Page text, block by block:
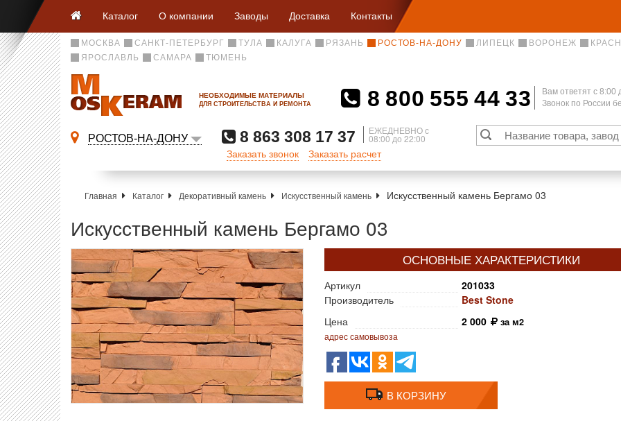
Каталог О компании Заводы Доставка Контакты
МОСКВА САНКТ-ПЕТЕРБУРГ ТУЛА КАЛУГА РЯЗАНЬ РОСТОВ-НА-ДОНУ ЛИПЕЦК ВОРОНЕЖ
ЯРОСЛАВЛЬ
САМАРА ТЮМЕНЬ
НЕОБХОДИМЫЕ МАТЕРИАЛЫ
ДЛЯ СТРОИТЕЛЬСТВА И РЕМОНТА 8 800 555 44 33
Вам ответят c 8:00
Звонок по России
РОСТОВ-НА-ДОНУ 8 863 308 17 37 ЕЖЕДНЕВНО с
08:00 до 22:00
Заказать звонок Заказать расчет
Главная Каталог Декоративный камень Искусственный камень Искусственный камень Бергамо 03
Искусственный камень Бергамо 03
ОСНОВНЫЕ ХАРАКТЕРИСТИКИ
Артикул
201033
Производитель
Best Stone
Цена
2 000 за м2
адрес самовывоза
В КОРЗИНУ